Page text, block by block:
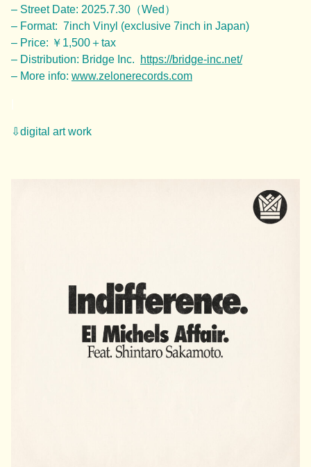
– Street Date: 2025.7.30（Wed）
– Format: 7inch Vinyl (exclusive 7inch in Japan)
– Price: ￥1,500＋tax
– Distribution: Bridge Inc.
https://bridge-inc.net/
– More info: www.zelonerecords.com
⇩digital art work